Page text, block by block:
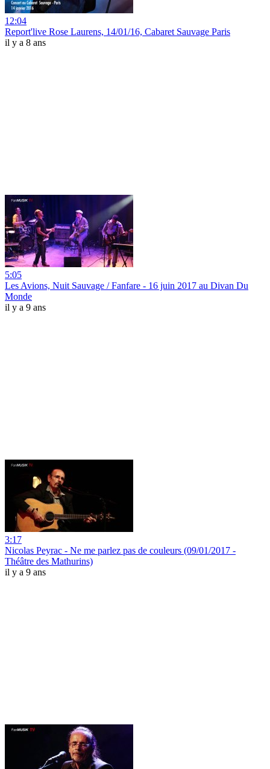
12:04
Report'live Rose Laurens, 14/01/16, Cabaret Sauvage Paris
il y a 8 ans
5:05
Les Avions, Nuit Sauvage / Fanfare - 16 juin 2017 au Divan Du
Monde
il y a 9 ans
3:17
Nicolas Peyrac - Ne me parlez pas de couleurs (09/01/2017 -
Théâtre des Mathurins)
il y a 9 ans